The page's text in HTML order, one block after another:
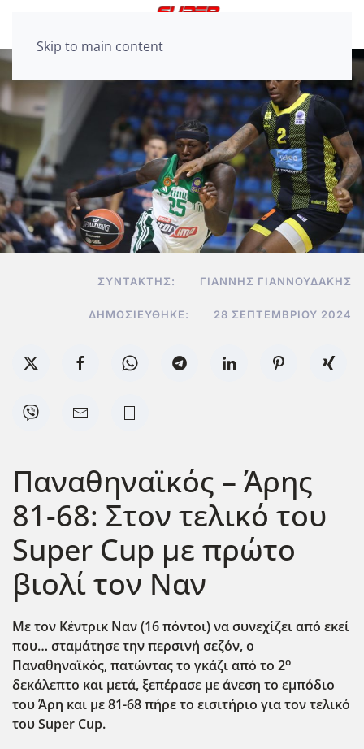
Skip to main content
ΣΥΝΤΆΚΤΗΣ: ΓΙΆΝΝΗΣ ΓΙΑΝΝΟΥΔΆΚΗΣ
ΔΗΜΟΣΙΕΎΘΗΚΕ: 28 ΣΕΠΤΕΜΒΡΊΟΥ 2024
Παναθηναϊκός – Άρης
81-68: Στον τελικό του
Super Cup με πρώτο
βιολί τον Ναν
Με τον Κέντρικ Ναν (16 πόντοι) να συνεχίζει από εκεί
που… σταμάτησε την περσινή σεζόν, ο
Παναθηναϊκός, πατώντας το γκάζι από το 2ο
δεκάλεπτο και μετά, ξεπέρασε με άνεση το εμπόδιο
του Άρη και με 81-68 πήρε το εισιτήριο για τον τελικό
του Super Cup.